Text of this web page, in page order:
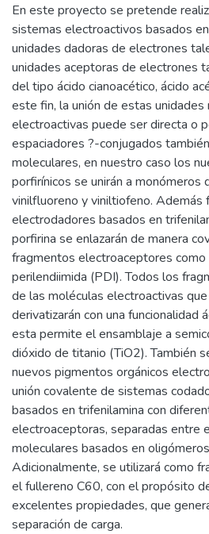
En este proyecto se pretende
sistemas electroactivos basados
unidades dadoras de electrones
unidades aceptoras de electrones
del tipo ácido cianoacético, ácido
este fin, la unión de estas unidades
electroactivas puede ser directa o
espaciadores ?-conjugados
moleculares, en nuestro caso los
porfirínicos se unirán a monómeros
vinilfluoreno y viniltiofeno. Además
electrodadores basados en
porfirina se enlazarán de manera
fragmentos electroaceptores
perilendiimida (PDI). Todos los
de las moléculas electroactivas
derivatizarán con una funcionalidad
esta permite el ensamblaje a
dióxido de titanio (TiO2). También
nuevos pigmentos orgánicos
unión covalente de sistemas
basados en trifenilamina con
electroaceptoras, separadas entre
moleculares basados en
Adicionalmente, se utilizará como
el fullereno C60, con el propósito
excelentes propiedades, que
separación de carga.